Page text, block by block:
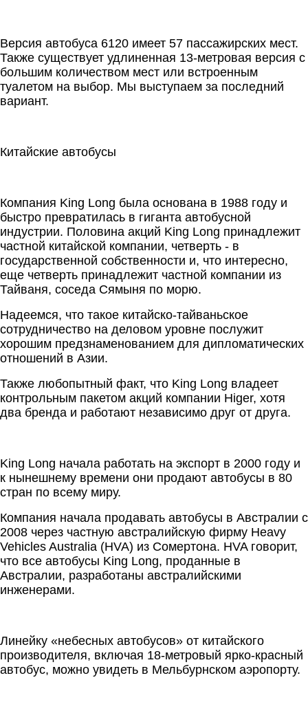
Версия автобуса 6120 имеет 57 пассажирских мест.
Также существует удлиненная 13-метровая версия с
большим количеством мест или встроенным
туалетом на выбор. Мы выступаем за последний
вариант.
Китайские автобусы
Компания King Long была основана в 1988 году и
быстро превратилась в гиганта автобусной
индустрии. Половина акций King Long принадлежит
частной китайской компании, четверть - в
государственной собственности и, что интересно,
еще четверть принадлежит частной компании из
Тайваня, соседа Сямыня по морю.
Надеемся, что такое китайско-тайваньское
сотрудничество на деловом уровне послужит
хорошим предзнаменованием для дипломатических
отношений в Азии.
Также любопытный факт, что King Long владеет
контрольным пакетом акций компании Higer, хотя
два бренда и работают независимо друг от друга.
King Long начала работать на экспорт в 2000 году и
к нынешнему времени они продают автобусы в 80
стран по всему миру.
Компания начала продавать автобусы в Австралии с
2008 через частную австралийскую фирму Heavy
Vehicles Australia (HVA) из Сомертона. HVA говорит,
что все автобусы King Long, проданные в
Австралии, разработаны австралийскими
инженерами.
Линейку «небесных автобусов» от китайского
производителя, включая 18-метровый ярко-красный
автобус, можно увидеть в Мельбурнском аэропорту.